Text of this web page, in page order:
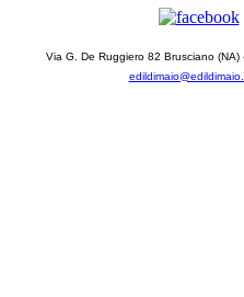
Via G. De Ruggiero 82 Brusciano